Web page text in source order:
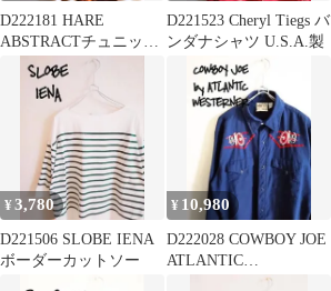
D222181 HARE
ABSTRACTチュニック
シャツ
D221523 Cheryl Tiegs バ
ンダナシャツ U.S.A.製
¥3,780
D221506 SLOBE IENA
ボーダーカットソー
¥ 10,980
D222028 COWBOY JOE
ATLANTIC
WESTERNERシャツ